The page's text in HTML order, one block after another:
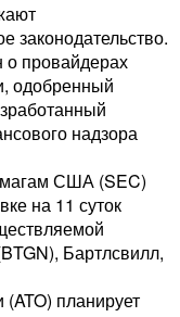
законодательство.
о провайдерах
одобренный
надзора
США (SEC)
на 11 суток
Бартлсвилл,
планирует